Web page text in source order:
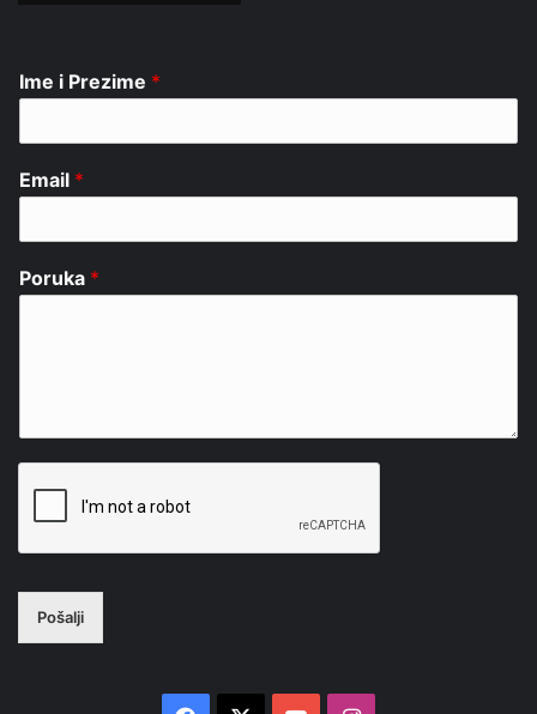
Ime i Prezime *
Email *
Poruka *
Pošalji